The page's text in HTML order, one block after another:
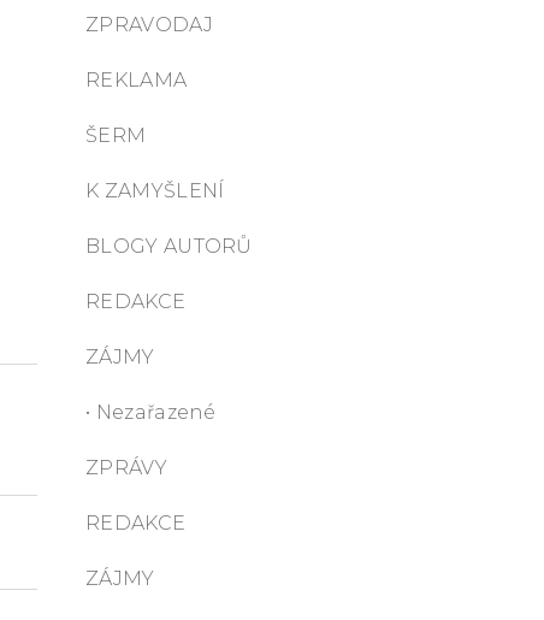
ZPRAVODAJ
REKLAMA
ŠERM
K ZAMYŠLENÍ
BLOGY AUTORŮ
REDAKCE
ZÁJMY
• Nezařazené
ZPRÁVY
REDAKCE
ZÁJMY